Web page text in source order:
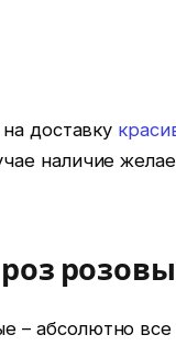
доставку
наличие
– абсолютно все